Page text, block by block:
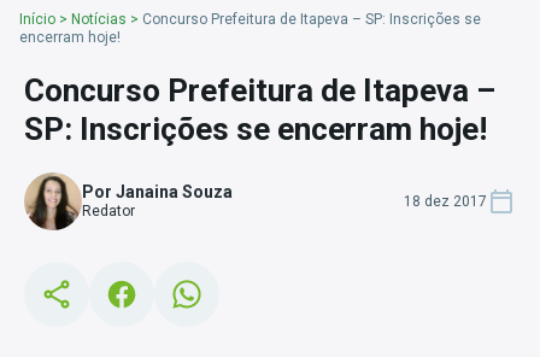
Início > Notícias > Concurso Prefeitura de Itapeva – SP: Inscrições se
encerram hoje!
Concurso Prefeitura de Itapeva –
SP: Inscrições se encerram hoje!
Por Janaina Souza
Redator
18 dez 2017